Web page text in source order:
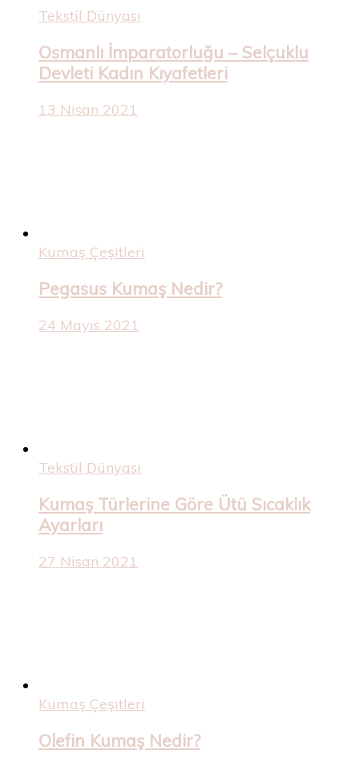
Tekstil Dünyası
Osmanlı İmparatorluğu – Selçuklu
Devleti Kadın Kıyafetleri
13 Nisan 2021
Kumaş Çeşitleri
Pegasus Kumaş Nedir?
24 Mayıs 2021
Tekstil Dünyası
Kumaş Türlerine Göre Ütü Sıcaklık
Ayarları
27 Nisan 2021
Kumaş Çeşitleri
Olefin Kumaş Nedir?